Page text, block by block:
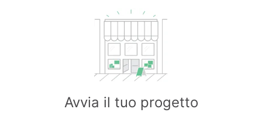
Avvia il tuo progetto